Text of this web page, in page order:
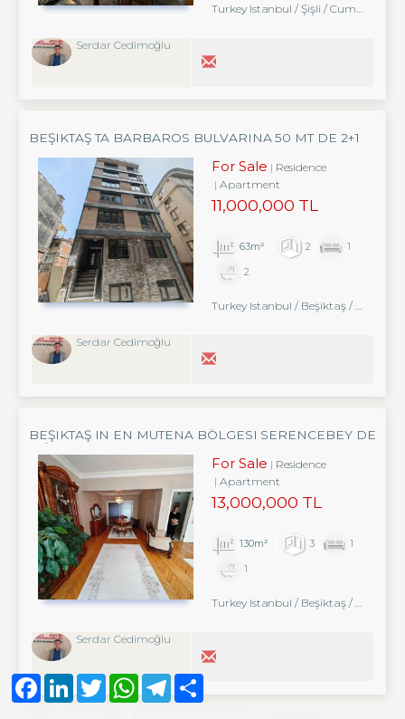
Turkey Istanbul / Şişli / Cumhuriyet
Serdar Cedimoğlu
BEŞIKTAŞ TA BARBAROS BULVARINA 50 MT DE 2+1
For Sale
Residence
Apartment
11,000,000 TL
63m² 2
1
2
Turkey Istanbul / Beşiktaş/ Abbasağa
Serdar Cedimoğlu
BEŞIKTAŞ IN EN MUTENA BÖLGESI SERENCEBEY DE
MÜKEMMEL DAIRE
For Sale
Residence
Apartment
13,000,000 TL
130m² 3
1
1
Turkey Istanbul / Beşiktaş/ Abbasağa
Serdar Cedimoğlu
FacebookLinkedInTwitter WhatsAppTelegram